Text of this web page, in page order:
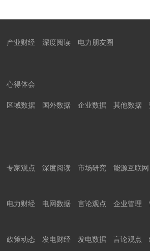
产业财经 深度阅读 电力朋友圈
心得体会
区域数据 国外数据 企业数据 其他数据
专家观点 深度阅读 市场研究 能源互联网
电力财经 电网数据 言论观点 企业管理
政策动态 发电财经 发电数据 言论观点